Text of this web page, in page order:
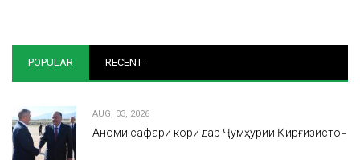
POPULAR RECENT
AUG, 03, 2026
Анҷоми сафари корӣ дар Ҷумҳурии Қирғизистон